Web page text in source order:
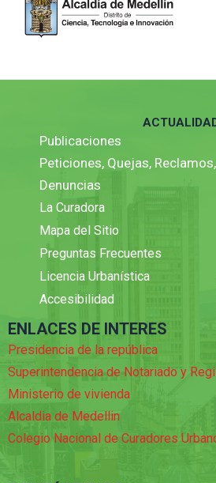
Publicaciones
Peticiones, Quejas,
Denuncias
La Curadora
Mapa del Sitio
Preguntas Frecuentes
Licencia Urbanística
Accesibilidad
ENLACES DE INTERES
Presidencia de la república
Superintendencia de Notariado y
Ministerio de vivienda
Alcaldia de Medellin
Colegio Nacional de Curadores